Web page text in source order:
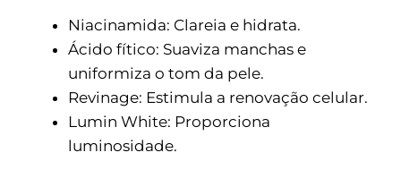
Niacinamida: Clareia e hidrata.
Ácido fítico: Suaviza manchas e
uniformiza o tom da pele.
Revinage: Estimula a renovação celular.
Lumin White: Proporciona
luminosidade.